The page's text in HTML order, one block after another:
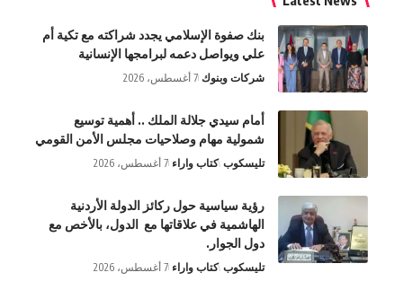
بنك صفوة الإسلامي يجدد شراكته مع تكية أم
علي ويواصل دعمه لبرامجها الإنسانية
شركات وبنوك 7 أغسطس، 2026
أمام سيدي جلالة الملك .. أهمية توسيع
شمولية مهام وصلاحيات مجلس الأمن القومي
تليسكوب كتاب واراء 7 أغسطس، 2026
رؤية سياسية حول ركائز الدولة الأردنية
الهاشمية في علاقاتها مع الدول، بالأخص مع
دول الجوار.
تليسكوب كتاب واراء 7 أغسطس، 2026